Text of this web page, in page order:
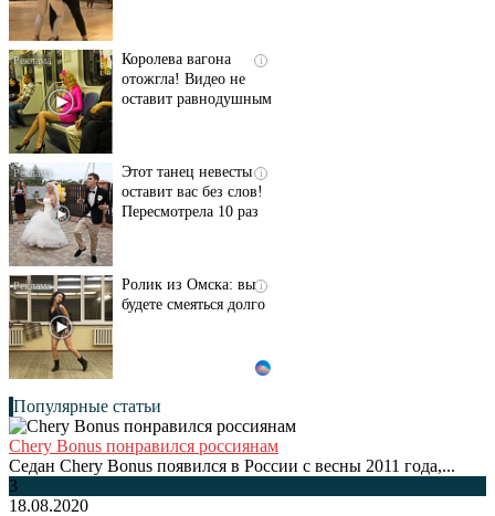
i
Королева вагона
отожгла! Видео не
оставит равнодушным
i
Этот танец невесты
оставит вас без слов!
Пересмотрела 10 раз
i
Ролик из Омска: вы
будете смеяться долго
Популярные статьи
Chery Bonus понравился россиянам
Седан Chery Bonus появился в России с весны 2011 года,...
3
18.08.2020